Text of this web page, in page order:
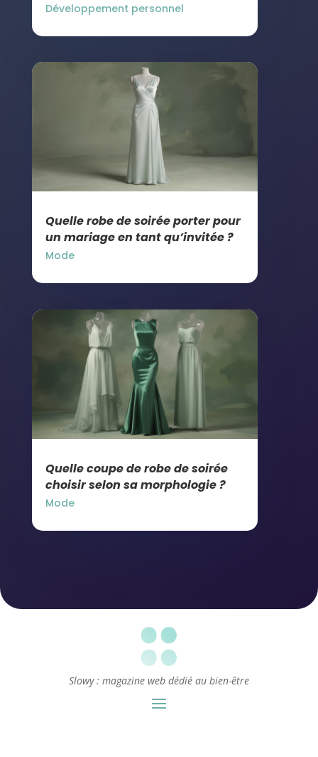
Développement personnel
Quelle robe de soirée porter pour
un mariage en tant qu’invitée ?
Mode
Quelle coupe de robe de soirée
choisir selon sa morphologie ?
Mode
Slowy : magazine web dédié au bien-être